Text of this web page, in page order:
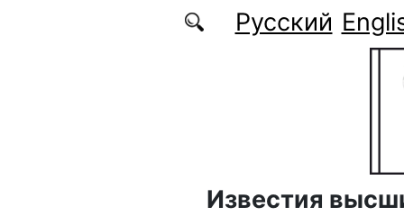
Перейти к основному содержаниюРусский
Известия